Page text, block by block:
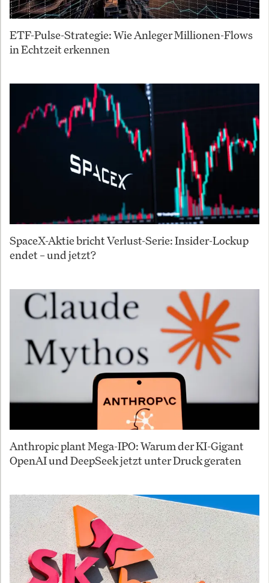
ETF-Pulse-Strategie: Wie Anleger Millionen-Flows
in Echtzeit erkennen
SpaceX-Aktie bricht Verlust-Serie: Insider-Lockup
endet – und jetzt?
Anthropic plant Mega-IPO: Warum der KI-Gigant
OpenAI und DeepSeek jetzt unter Druck geraten